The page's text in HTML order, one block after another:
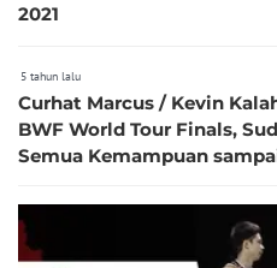
2021
5 tahun lalu
Curhat Marcus / Kevin
BWF World Tour Finals,
Semua Kemampuan